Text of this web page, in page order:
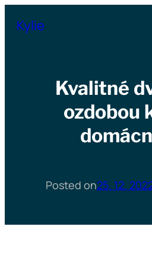
Kylie
Kvalitné
ozdobou
Posted on25. 12.